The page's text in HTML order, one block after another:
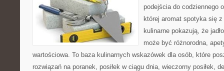
podejścia do codziennego
której aromat spotyka się
kulinarne pokazują, że
może być różnorodna,
wartościowa. To baza kulinarnych wskazówek dla osób, które
rozwiązań na poranek, posiłek w ciągu dnia, wieczorny posiłek,